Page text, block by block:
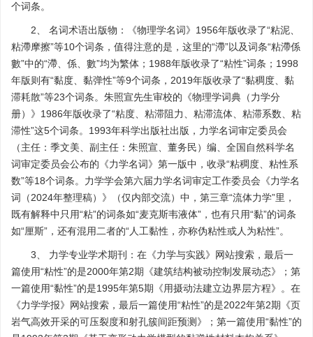
个词条。
2、 名词术语出版物：《物理学名词》1956年版收录了“粘泥、
粘滯摩擦”等10个词条，值得注意的是，这里的“滯”以及词条“粘滯係
數”中的“滯、係、數”均为繁体；1988年版收录了“粘性”词条；1998
年版则有“黏度、黏弹性”等9个词条，2019年版收录了“黏稠度、黏
滞耗散”等23个词条。朱照宣先生审校的《物理学词典（力学分
册）》1986年版收录了“粘度、粘滞阻力、粘滞流体、粘滞系数、粘
滞性”这5个词条。1993年科学出版社出版，力学名词审定委员会
（主任：季文美、副主任：朱照宣、董务民）编、全国自然科学名
词审定委员会公布的《力学名词》第一版中，收录“粘稠度、粘性系
数”等18个词条。力学学会第六届力学名词审定工作委员会《力学名
词（2024年整理稿）》（仅内部交流）中，第三章“流体力学”里，
既有解释中只用“粘”的词条如“麦克斯韦液体”，也有只用“黏”的词条
如“厘斯”，还有混用二者的“人工黏性，亦称伪粘性或人为粘性”。
3、 力学专业学术期刊：在《力学与实践》网站搜索，最后一
篇使用“粘性”的是2000年第2期《建筑结构被动控制发展动态》；第
一篇使用“黏性”的是1995年第5期《用摄动法建立边界层方程》。在
《力学学报》网站搜索，最后一篇使用“粘性”的是2022年第2期《页
岩气高效开采的可压裂度和射孔簇间距预测》；第一篇使用“黏性”的